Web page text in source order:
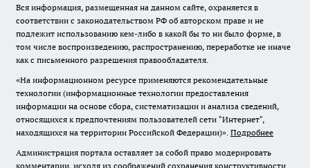
Вся информация, размещенная на данном сайте, охраняется в
соответствии с законодательством РФ об авторском праве и не
подлежит использованию кем-либо в какой бы то ни было форме, в
том числе воспроизведению, распространению, переработке не иначе
как с письменного разрешения правообладателя.
«На информационном ресурсе применяются рекомендательные
технологии (информационные технологии предоставления
информации на основе сбора, систематизации и анализа сведений,
относящихся к предпочтениям пользователей сети "Интернет",
находящихся на территории Российской Федерации)». Подробнее
Администрация портала оставляет за собой право модерировать
комментарии, исходя из соображений сохранения конструктивности